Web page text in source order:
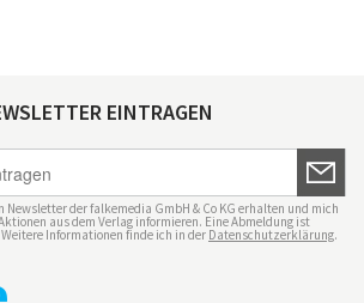
EINTRAGEN
Newsletter der falkemedia GmbH & Co KG erhalten und mich
aus dem Verlag informieren. Eine Abmeldung ist
Informationen finde ich in der Datenschutzerklärung.